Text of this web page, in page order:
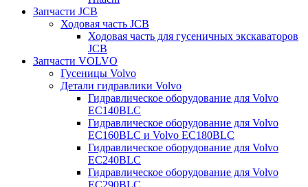
Запчасти JCB
Ходовая часть JCB
Ходовая часть для гусеничных экскаваторов
JCB
Запчасти VOLVO
Гусеницы Volvo
Детали гидравлики Volvo
Гидравлическое оборудование для Volvo
EC140BLC
Гидравлическое оборудование для Volvo
EC160BLC и Volvo EC180BLC
Гидравлическое оборудование для Volvo
EC240BLC
Гидравлическое оборудование для Volvo
EC290BLC